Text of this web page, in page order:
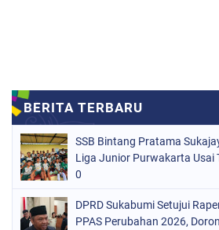
SSB Bintang Pratama
Liga Junior Purwakarta Usai
0
DPRD Sukabumi Setujui
PPAS Perubahan 2026,